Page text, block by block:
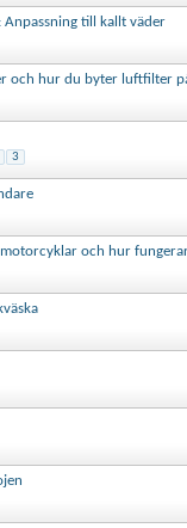
till kallt väder
och hur du byter luftfilter
3
och hur